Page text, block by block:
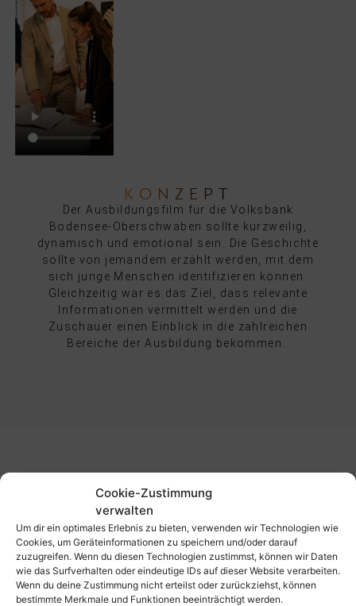
Cookie-Zustimmung
verwalten
Um dir ein optimales Erlebnis zu bieten, verwenden wir Technologien wie
Cookies, um Geräteinformationen zu speichern und/oder darauf
zuzugreifen. Wenn du diesen Technologien zustimmst, können wir Daten
wie das Surfverhalten oder eindeutige IDs auf dieser Website verarbeiten.
Wenn du deine Zustimmung nicht erteilst oder zurückziehst, können
bestimmte Merkmale und Funktionen beeinträchtigt werden.
KONZEPT
Der Ausbildungsfilm für die Volksbank
Bodensee-Oberschwaben sollte kurzweilig,
dynamisch und emotional sein. Die Geschichte
sollte von jemandem erzählt werden, mit dem
sich junge Menschen identifizieren können.
Gleichzeitig war es das Ziel, dass relevante
Informationen vermittelt werden und die
Zuschauer einen Einblick in die zahlreichen
Bereiche der Ausbildung bekommen.